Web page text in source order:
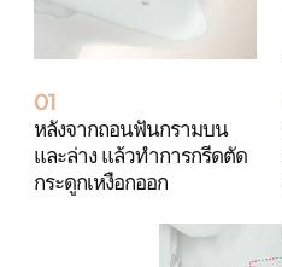
01
หลังจากถอนฟันกรามบน
และล่าง แล้วทำการกรีดตัด
กระดูกเหงือกออก